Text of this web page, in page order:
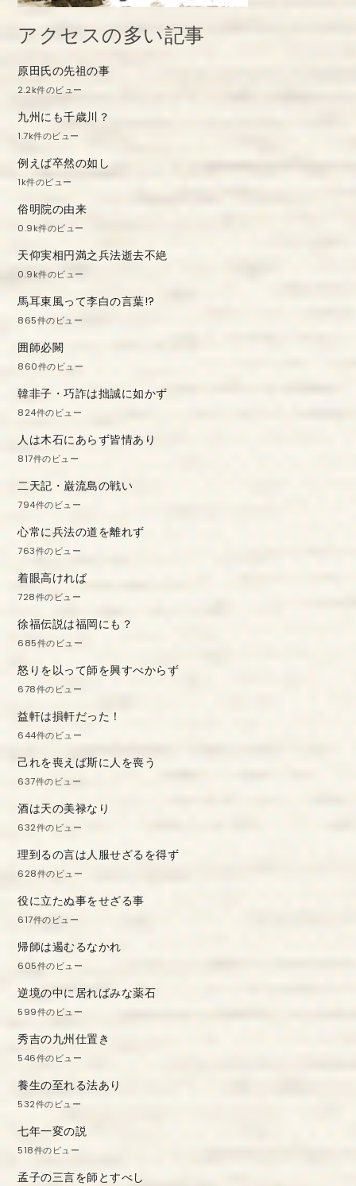
アクセスの多い記事
原田氏の先祖の事
2.2k件のビュー
九州にも千歳川？
1.7k件のビュー
例えば卒然の如し
1k件のビュー
俗明院の由来
0.9k件のビュー
天仰実相円満之兵法逝去不絶
0.9k件のビュー
馬耳東風って李白の言葉!?
865件のビュー
囲師必闕
860件のビュー
韓非子・巧詐は拙誠に如かず
824件のビュー
人は木石にあらず皆情あり
817件のビュー
二天記・巌流島の戦い
794件のビュー
心常に兵法の道を離れず
763件のビュー
着眼高ければ
728件のビュー
徐福伝説は福岡にも？
685件のビュー
怒りを以って師を興すべからず
678件のビュー
益軒は損軒だった！
644件のビュー
己れを喪えば斯に人を喪う
637件のビュー
酒は天の美禄なり
632件のビュー
理到るの言は人服せざるを得ず
628件のビュー
役に立たぬ事をせざる事
617件のビュー
帰師は遏むるなかれ
605件のビュー
逆境の中に居ればみな薬石
599件のビュー
秀吉の九州仕置き
546件のビュー
養生の至れる法あり
532件のビュー
七年一変の説
518件のビュー
孟子の三言を師とすべし